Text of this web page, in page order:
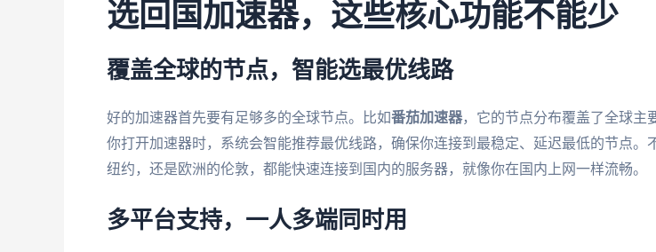
选回国加速器，这些核心功能不能少
覆盖全球的节点，智能选最优线路
好的加速器首先要有足够多的全球节点。比如番茄加速器，它的节点分布覆盖了全球主
你打开加速器时，系统会智能推荐最优线路，确保你连接到最稳定、延迟最低的节点。
纽约，还是欧洲的伦敦，都能快速连接到国内的服务器，就像你在国内上网一样流畅。
多平台支持，一人多端同时用